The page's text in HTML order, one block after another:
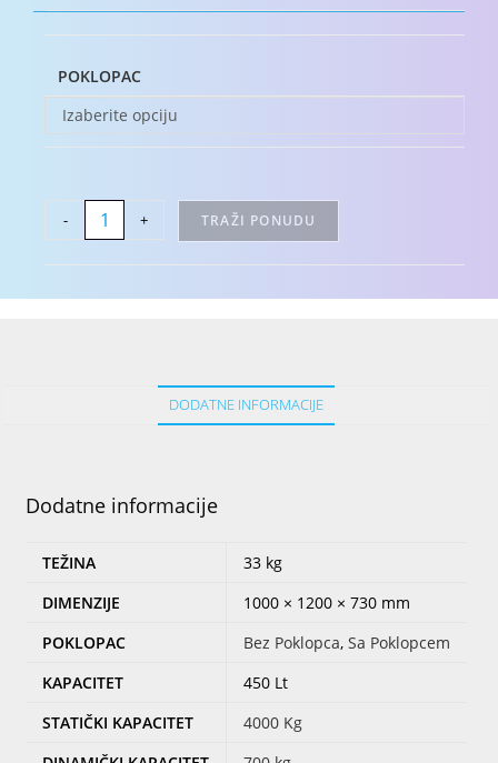
POKLOPAC
Izaberite opciju
- + TRAŽI PONUDU
DODATNE INFORMACIJE
Dodatne informacije
TEŽINA
33 kg
DIMENZIJE
1000 × 1200 × 730 mm
POKLOPAC
Bez Poklopca, Sa Poklopcem
KAPACITET
450 Lt
STATIČKI KAPACITET
4000 Kg